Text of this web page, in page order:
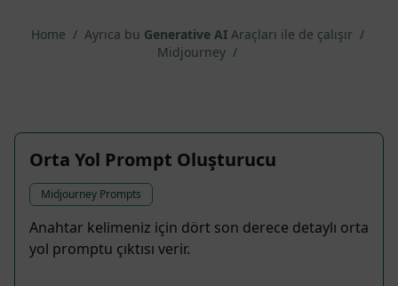
Home / Ayrıca bu Generative AIAraçları ile de çalışır /
Midjourney /
Orta Yol Prompt Oluşturucu
Midjourney Prompts
Anahtar kelimeniz için dört son derece detaylı orta
yol promptu çıktısı verir.